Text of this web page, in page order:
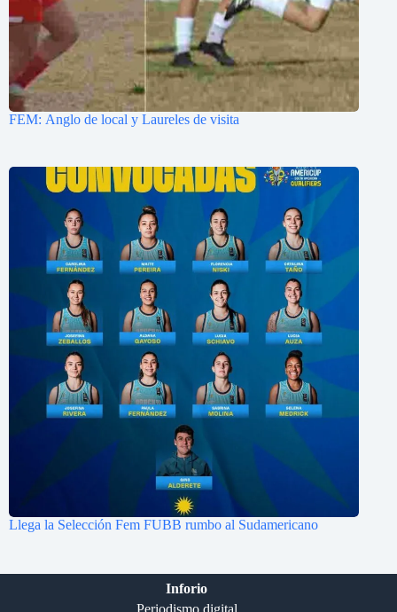
FEM: Anglo de local y Laureles de visita
Llega la Selección Fem FUBB rumbo al Sudamericano
Inforio
Periodismo digital